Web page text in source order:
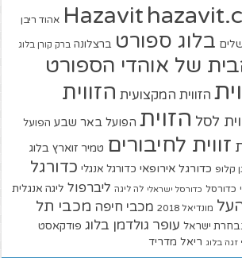
Hazavit אהוד ריבן
בלוג ספורט ברצלונה ברק קורן בלוג
של אוהדי הספורט
הזווית המקצועית הזווית
לסל הזוית הפועל באר שבע הפועל
זווית לחיבורים טמיר זוארץ בלוג
קלופ כדורגל אירופאי כדורגל אנגלי כדורגל
כדורסל כדורסל ישראלי לה ליגה ליברפול ליגה אנגלית
מונדיאל 2018 מכבי חיפה מכבי תל
ישראל עופר גולדמן בלוג פודקאסט
זגה בלוג ריאל מדריד